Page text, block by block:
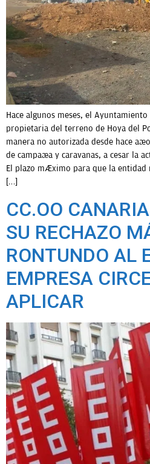
Hace algunos meses, el
propietaria del terreno de Hoya del
manera no autorizada desde hace
de campaña y caravanas, a cesar la
El plazo máximo para que la entidad
[…]
CC.OO
SU RECHAZO
RONTUNDO AL
EMPRESA
APLICAR